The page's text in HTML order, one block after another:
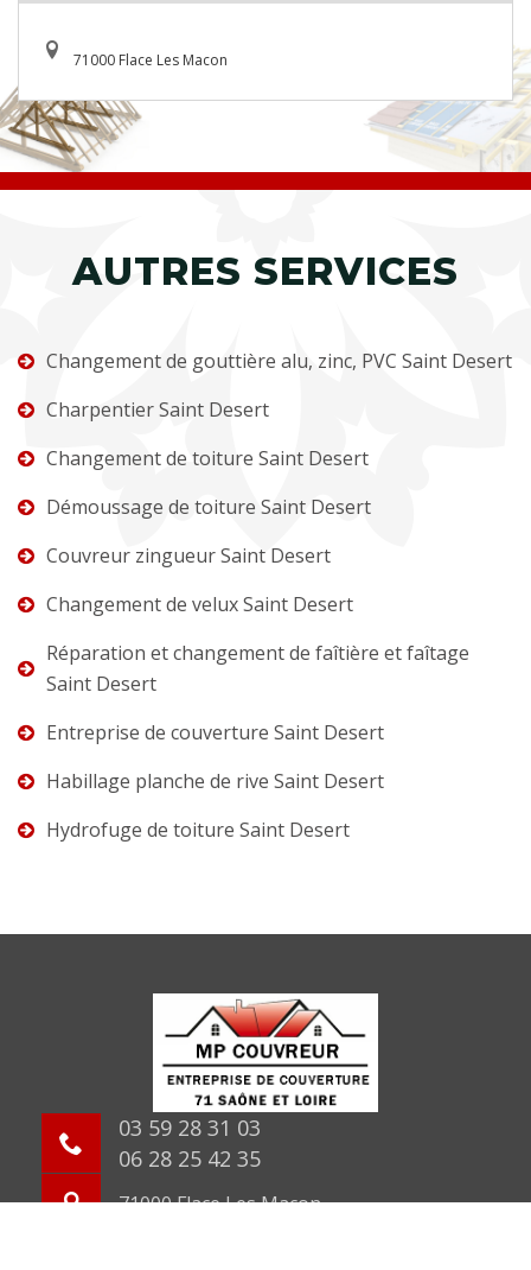
71000 Flace Les Macon
AUTRES SERVICES
Changement de gouttière alu, zinc, PVC Saint Desert
Charpentier Saint Desert
Changement de toiture Saint Desert
Démoussage de toiture Saint Desert
Couvreur zingueur Saint Desert
Changement de velux Saint Desert
Réparation et changement de faîtière et faîtage
Saint Desert
Entreprise de couverture Saint Desert
Habillage planche de rive Saint Desert
Hydrofuge de toiture Saint Desert
03 59 28 31 03
06 28 25 42 35
71000 Flace Les Macon